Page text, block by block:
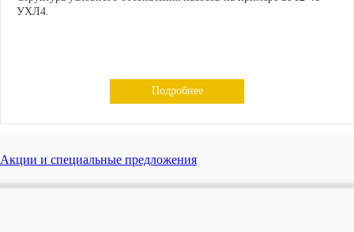
УХЛ4.
Подробнее
Акции и специальные предложения